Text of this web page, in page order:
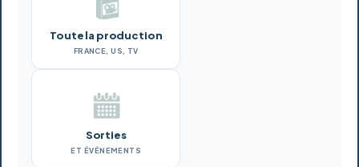
Toute la production
FRANCE, US, TV
Sorties
ET ÉVÉNEMENTS